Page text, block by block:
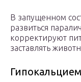
В запущенном
развиться
корректируют
заставлять